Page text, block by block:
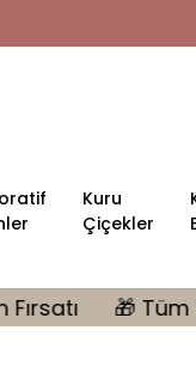
Teslimat
Kuru
Çiçekler